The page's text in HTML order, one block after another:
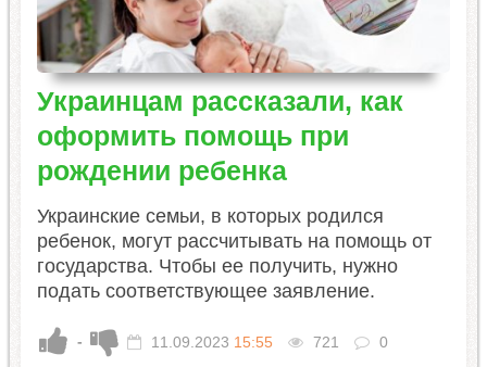
Украинцам рассказали, как
оформить помощь при
рождении ребенка
Украинские семьи, в которых родился
ребенок, могут рассчитывать на помощь от
государства. Чтобы ее получить, нужно
подать соответствующее заявление.
- 11.09.2023 15:55 721 0